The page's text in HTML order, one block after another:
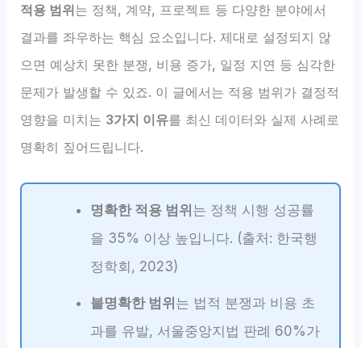
적용 범위는 정책, 계약, 프로젝트 등 다양한 분야에서
결과를 좌우하는 핵심 요소입니다. 제대로 설정되지 않
으면 예상치 못한 분쟁, 비용 증가, 일정 지연 등 심각한
문제가 발생할 수 있죠. 이 글에서는 적용 범위가 결정적
영향을 미치는 3가지 이유를 최신 데이터와 실제 사례로
명확히 짚어드립니다.
명확한 적용 범위는 정책 시행 성공률
을 35% 이상 높입니다. (출처: 한국행
정학회, 2023)
불명확한 범위는 법적 분쟁과 비용 초
과를 유발, 서울중앙지법 판례 60%가